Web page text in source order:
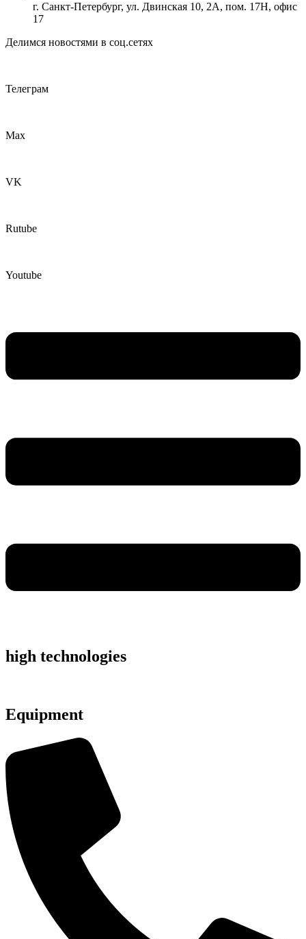
г. Санкт-Петербург, ул. Двинская 10, 2А, пом. 17Н, офис
17
Делимся новостями в соц.сетях
Телеграм
Max
VK
Rutube
Youtube
high technologies
Equipment